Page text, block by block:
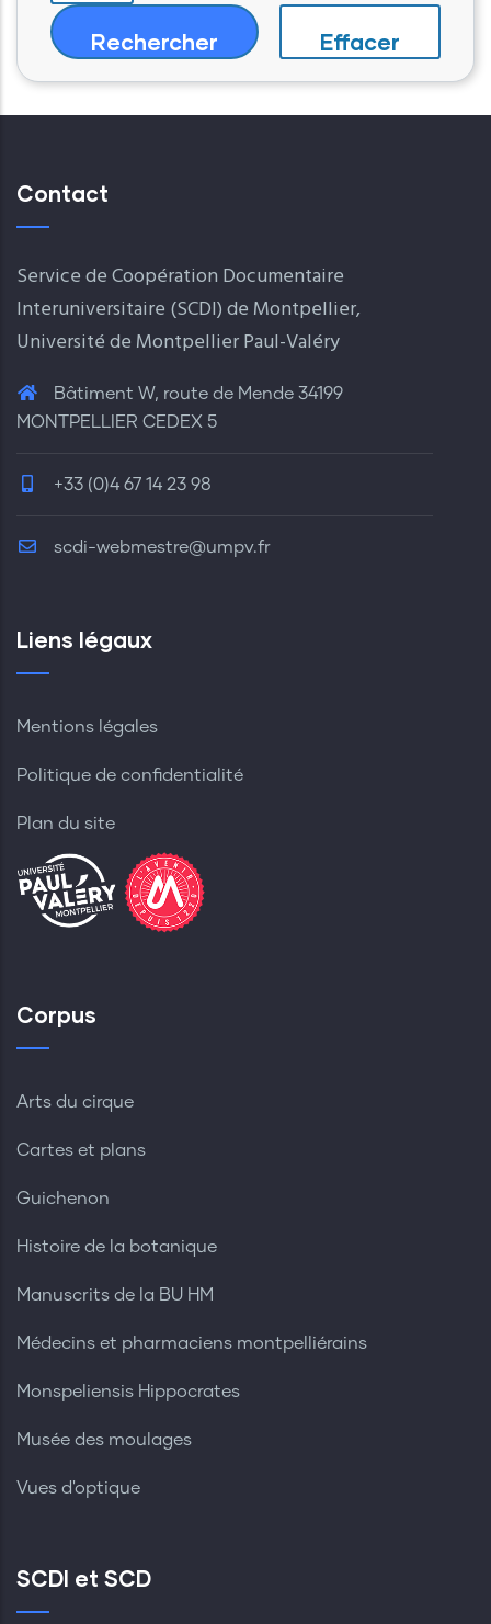
Contact
Service de Coopération Documentaire
Interuniversitaire (SCDI) de Montpellier,
Université de Montpellier Paul-Valéry
Bâtiment W, route de Mende 34199
MONTPELLIER CEDEX 5
+33 (0)4 67 14 23 98
scdi-webmestre@umpv.fr
Liens légaux
Mentions légales
Politique de confidentialité
Plan du site
Corpus
Arts du cirque
Cartes et plans
Guichenon
Histoire de la botanique
Manuscrits de la BU HM
Médecins et pharmaciens montpelliérains
Monspeliensis Hippocrates
Musée des moulages
Vues d'optique
SCDI et SCD